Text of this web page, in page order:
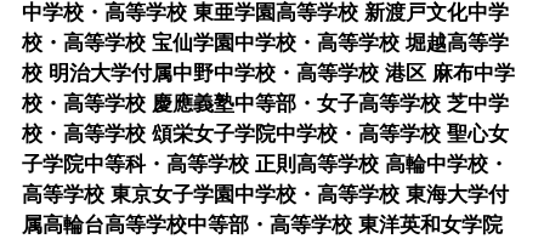
中学校・高等学校 東亜学園高等学校 新渡戸文化中学
校・高等学校 宝仙学園中学校・高等学校 堀越高等学
校 明治大学付属中野中学校・高等学校 港区 麻布中学
校・高等学校 慶應義塾中等部・女子高等学校 芝中学
校・高等学校 頌栄女子学院中学校・高等学校 聖心女
子学院中等科・高等学校 正則高等学校 高輪中学校・
高等学校 東京女子学園中学校・高等学校 東海大学付
属高輪台高等学校中等部・高等学校 東洋英和女学院